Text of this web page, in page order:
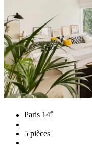
Paris 14e
5 pièces